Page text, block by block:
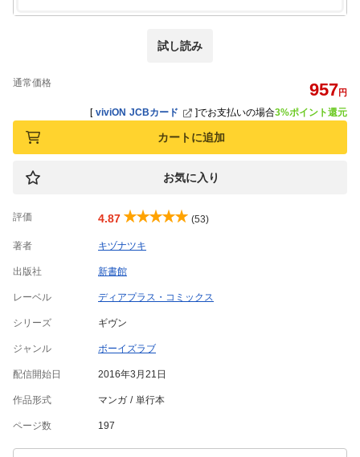
試し読み
通常価格 957円
[ viviON JCBカード ]でお支払いの場合3%ポイント還元
カートに追加
お気に入り
評価 4.87 (53)
著者 キヅナツキ
出版社 新書館
レーベル ディアプラス・コミックス
シリーズ ギヴン
ジャンル ボーイズラブ
配信開始日 2016年3月21日
作品形式 マンガ 単行本
ページ数 197